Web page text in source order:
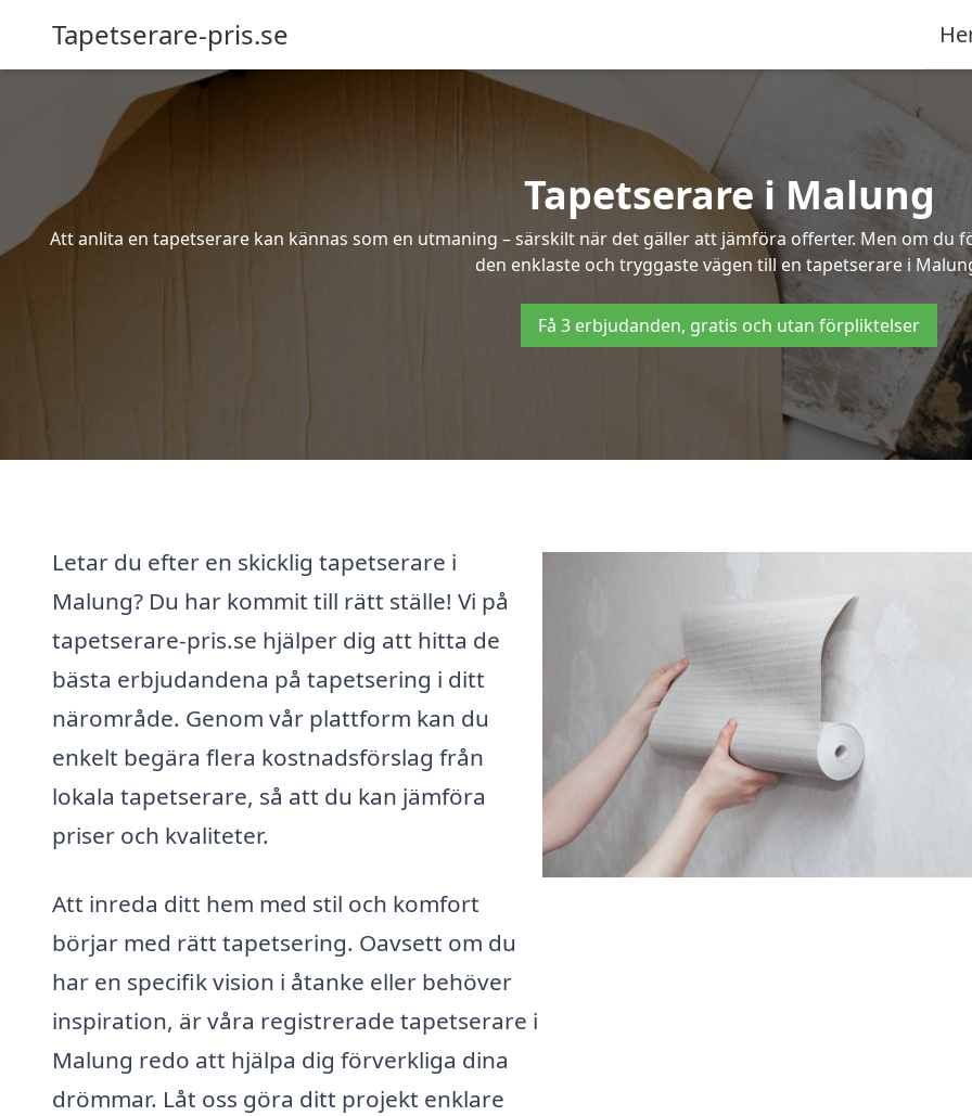
Tapetserare-pris.se
Tapetserare i Malung
Att anlita en tapetserare kan kännas som en utmaning – särskilt när det gäller att jämföra offerter. Men om
den enklaste och tryggaste vägen till en tapetserare i
Få 3 erbjudanden, gratis och utan förpliktelser
Letar du efter en skicklig tapetserare i
Malung? Du har kommit till rätt ställe! Vi på
tapetserare-pris.se hjälper dig att hitta de
bästa erbjudandena på tapetsering i ditt
närområde. Genom vår plattform kan du
enkelt begära flera kostnadsförslag från
lokala tapetserare, så att du kan jämföra
priser och kvaliteter.
Att inreda ditt hem med stil och komfort
börjar med rätt tapetsering. Oavsett om du
har en specifik vision i åtanke eller behöver
inspiration, är våra registrerade tapetserare i
Malung redo att hjälpa dig förverkliga dina
drömmar. Låt oss göra ditt projekt enklare